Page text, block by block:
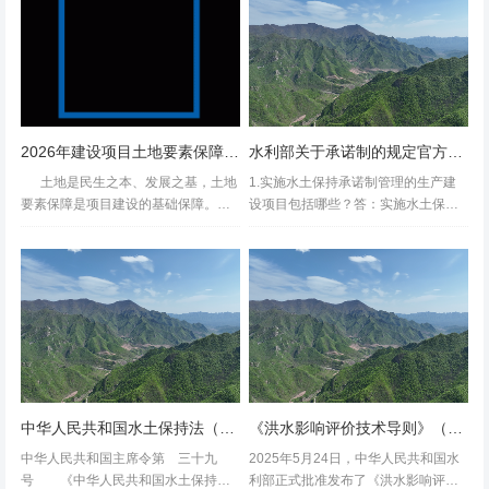
2.1、 全覆盖：从单一楔套升级为全类型绳端接头标准，统
2. 2、强安全：新增疲劳性能、无损检测、安装尺寸红线，
降低松脱、断裂风险。
2.3、重实操：明确安装禁忌、检查要点、报废阈值，现场
可直接落地。
2.4、接轨国际：结构与指标同步国际起重安全规范，适配
出口与高端设备。
2.5、全生命周期：覆盖设计、生产、安装、使用、检验、
报废全环节。
土地是民生之本、发展之基，土地
要素保障是项目建设的基础保障。建
和空间载体，避免“空中楼阁”，落实土
地要素保障，是支撑产业发展和...
1.实施水土保持承诺制管理的生产建
设项目包括哪些？答：实施水土保持
水土保持方案报告表的生产建设项
目、开发区内的生产建设项目和法律
法规规定实行承诺制管理的其他生产
建设项目...
中华人民共和国主席令第 三十九
号 《中华人民共和国水土保持
2025年5月24日，中华人民共和国水
利部正式批准发布了《洪水影响评价